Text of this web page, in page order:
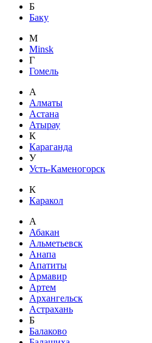
Б
Баку
M
Minsk
Г
Гомель
А
Алматы
Астана
Атырау
К
Караганда
У
Усть-Каменогорск
К
Каракол
А
Абакан
Альметьевск
Анапа
Апатиты
Армавир
Артем
Архангельск
Астрахань
Б
Балаково